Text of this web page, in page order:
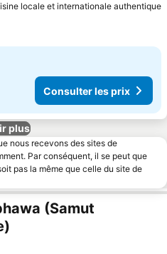
locale et internationale authentique
Consulter les prix
plus
nous recevons des sites de
Par conséquent, il se peut que
pas la même que celle du site de
(Samut